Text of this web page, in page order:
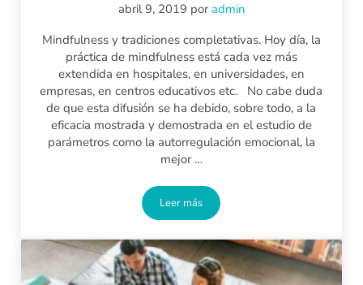
abril 9, 2019 por admin
Mindfulness y tradiciones completativas. Hoy día, la
práctica de mindfulness está cada vez más
extendida en hospitales, en universidades, en
empresas, en centros educativos etc. No cabe duda
de que esta difusión se ha debido, sobre todo, a la
eficacia mostrada y demostrada en el estudio de
parámetros como la autorregulación emocional, la
mejor …
Leer más¿Qué aportan las tradiciones a la